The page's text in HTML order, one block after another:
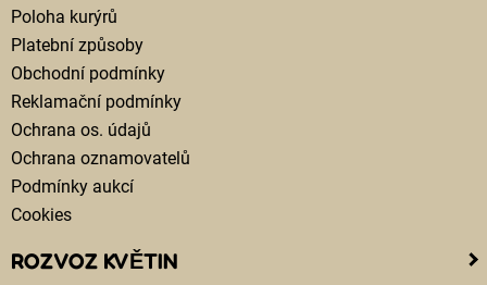
Poloha kurýrů
Platební způsoby
Obchodní podmínky
Reklamační podmínky
Ochrana os. údajů
Ochrana oznamovatelů
Podmínky aukcí
Cookies
ROZVOZ KVĚTIN